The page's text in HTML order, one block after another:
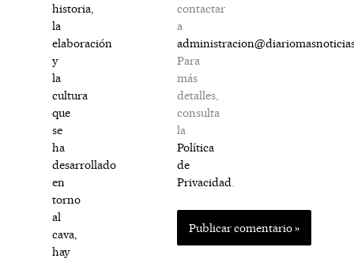
historia,
la
elaboración
y
la
cultura
que
se
ha
desarrollado
en
torno
al
cava,
hay
contactar
a
Para
más
detalles,
consulta
la
Política
de
Privacidad